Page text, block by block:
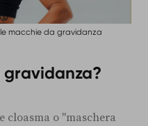
macchie da gravidanza
gravidanza?
cloasma o "maschera